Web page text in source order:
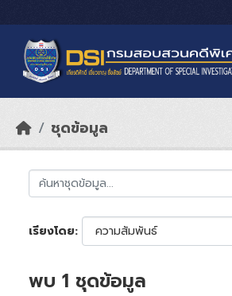
ชุดข้อมูล
เรียงโดย
พบ 1 ชุดข้อมูล